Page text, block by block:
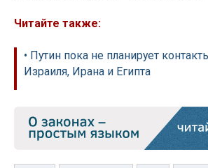
Читайте также:
• Путин пока не планирует
Израиля, Ирана и Египта